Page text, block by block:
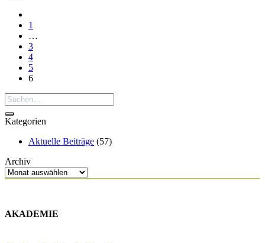
1
…
3
4
5
6
Kategorien
Aktuelle Beiträge (57)
Archiv
Archiv
AKADEMIE